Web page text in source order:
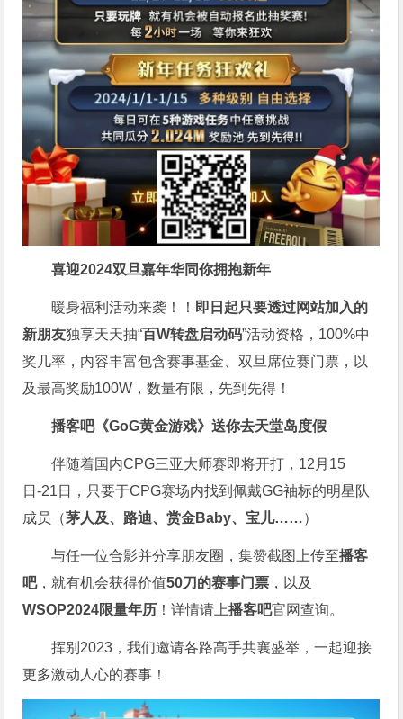
喜迎2024双旦嘉年华同你拥抱新年
暖身福利活动来袭！！ 即日起只要透过网站加入的
新朋友独享天天抽“百W转盘启动码”活动资格，100%中
奖几率，内容丰富包含赛事基金、双旦席位赛门票，以
及最高奖励100W，数量有限，先到先得！
播客吧《GoG黄金游戏》送你去天堂岛度假
伴随着国内CPG三亚大师赛即将开打，12月15
日-21日，只要于CPG赛场内找到佩戴GG袖标的明星队
成员（茅人及、路迪、赏金Baby、宝儿……）
与任一位合影并分享朋友圈，集赞截图上传至播客
吧，就有机会获得价值50刀的赛事门票 ，以及
WSOP2024限量年历 ！详情请上播客吧官网查询。
挥别2023，我们邀请各路高手共襄盛举，一起迎接
更多激动人心的赛事！